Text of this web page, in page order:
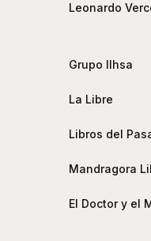
Leonardo
Grupo Ilhsa
La Libre
Libros del
Mandragora
El Doctor y el